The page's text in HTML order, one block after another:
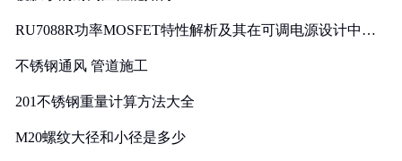
RU7088R功率MOSFET特性解析及其在可调电源设计中的
不锈钢通风 管道施工
201不锈钢重量计算方法大全
M20螺纹大径和小径是多少